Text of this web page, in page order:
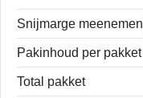
Snijmarge meenemen
Pakinhoud per pakket
Total pakket